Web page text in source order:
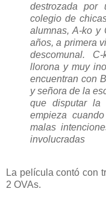
destrozada
colegio de
alumnas, A-ko y
años, a primera
descomunal.
llorona y muy
encuentran con
y señora de la
que disputar la
empieza
malas
involucradas
La película contó con
2 OVAs.